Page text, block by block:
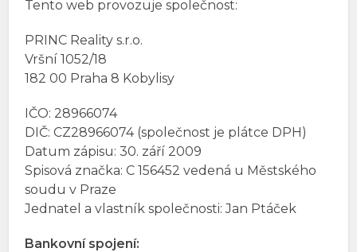
Tento web provozuje společnost:
PRINC Reality s.r.o.
Vršní 1052/18
182 00 Praha 8 Kobylisy
IČO: 28966074
DIČ: CZ28966074 (společnost je plátce DPH)
Datum zápisu: 30. září 2009
Spisová značka: C 156452 vedená u Městského
soudu v Praze
Jednatel a vlastník společnosti: Jan Ptáček
Bankovní spojení: